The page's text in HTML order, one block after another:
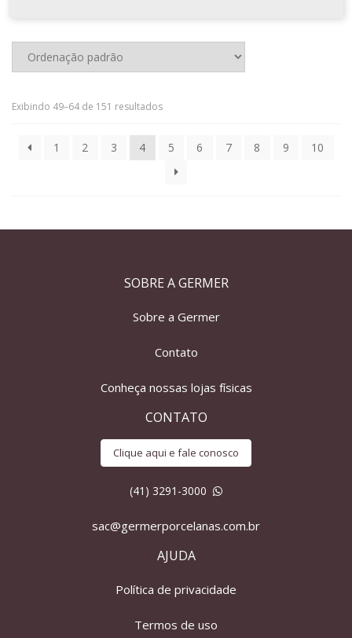
Exibindo 49–64 de 151 resultados
1 2 3 4 5 6 7 8 9 10
SOBRE A GERMER
Sobre a Germer
Contato
Conheça nossas lojas físicas
CONTATO
Clique aqui e fale conosco
(41) 3291-3000
sac@germerporcelanas.com.br
AJUDA
Política de privacidade
Termos de uso